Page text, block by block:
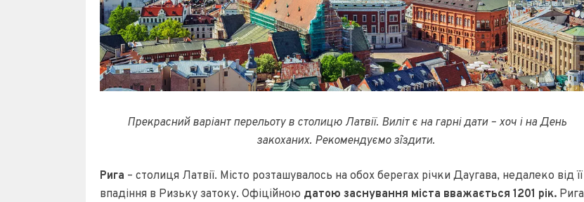
Прекрасний варіант перельоту в столицю Латвії. Виліт є на гарні дати – хоч і на День
закоханих. Рекомендуємо з`їздити.
Рига – столиця Латвії. Місто розташувалось на обох берегах річки Даугава, недалеко від її
впадіння в Ризьку затоку. Офіційною датою заснування міста вважається 1201 рік. Рига